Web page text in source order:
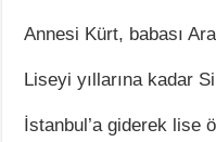
Annesi Kürt, babası
Liseyi yıllarına kadar
İstanbul’a giderek lise